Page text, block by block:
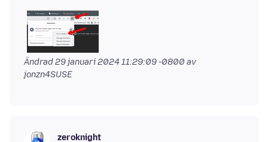
Ändrad29 januari 2024 11:29:09 -0800 av
jonzn4SUSE
zeroknight